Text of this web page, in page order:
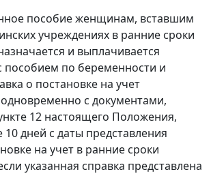
пособие женщинам, вставшим
учреждениях в ранние сроки
и выплачивается
пособием по беременности и
о постановке на учет
одновременно с документами,
12 настоящего Положения,
дней с даты представления
на учет в ранние сроки
указанная справка представлена